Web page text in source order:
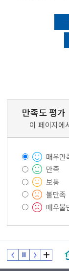
만족도 평가
이 페이지에
매우만
만족
보통
불만족
매우불